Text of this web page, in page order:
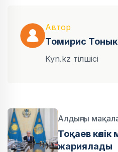
Автор
Томирис
Kyn.kz тілшісі
Алдыңғы
Тоқаев көлік
жариялады